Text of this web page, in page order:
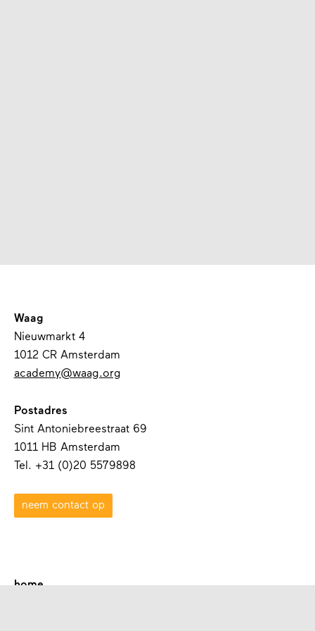
Waag
Nieuwmarkt 4
1012 CR Amsterdam
academy@waag.org
Postadres
Sint Antoniebreestraat 69
1011 HB Amsterdam
Tel. +31 (0)20 5579898
neem contact op
home